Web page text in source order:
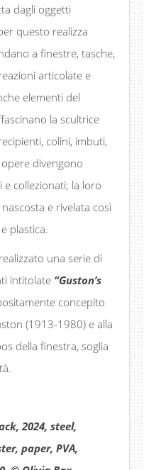
dagli oggetti
questo realizza
a finestre, tasche,
articolate e
elementi del
la scultrice
colini, imbuti,
divengono
collezionati; la loro
e rivelata così
plastica.
una serie di
intitolate “Guston’s
concepito
(1913-1980) e alla
della finestra, soglia
2024, steel,
paper, PVA,